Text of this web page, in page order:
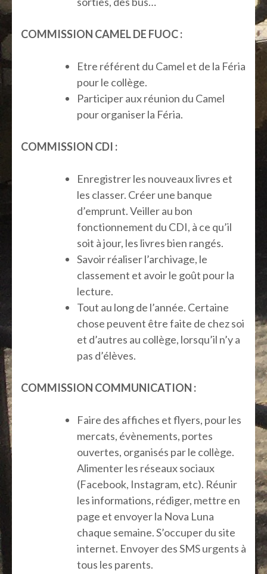
COMMISSION CAMEL DE FUOC :
Etre référent du Camel et de la Féria
pour le collège.
Participer aux réunion du Camel
pour organiser la Féria.
COMMISSION CDI :
Enregistrer les nouveaux livres et
les classer. Créer une banque
d’emprunt. Veiller au bon
fonctionnement du CDI, à ce qu’il
soit à jour, les livres bien rangés.
Savoir réaliser l’archivage, le
classement et avoir le goût pour la
lecture.
Tout au long de l’année. Certaine
chose peuvent être faite de chez soi
et d’autres au collège, lorsqu’il n’y a
pas d’élèves.
COMMISSION COMMUNICATION :
Faire des affiches et flyers, pour les
mercats, évènements, portes
ouvertes, organisés par le collège.
Alimenter les réseaux sociaux
(Facebook, Instagram, etc). Réunir
les informations, rédiger, mettre en
page et envoyer la Nova Luna
chaque semaine. S’occuper du site
internet. Envoyer des SMS urgents à
tous les parents.